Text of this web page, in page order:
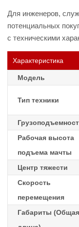
Для инженеров,
потенциальных
с техническими
Характеристика
Модель
Тип техники
Рабочая высота
подъема мачты
Центр тяжести
Скорость
перемещения
Габариты (Общая